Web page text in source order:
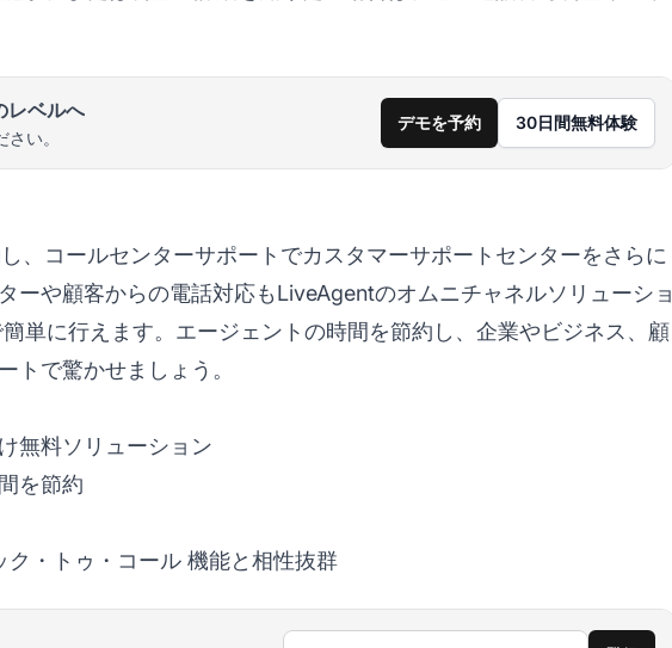
レベルへ
い。
デモを予約 30日間無料体験
、コールセンターサポートでカスタマーサポートセンターをさらに
ーや顧客からの電話対応もLiveAgentのオムニチャネルソリューショ
単に行えます。エージェントの時間を節約し、企業やビジネス、顧
トで驚かせましょう。
無料ソリューション
を節約
ク・トゥ・コール 機能と相性抜群